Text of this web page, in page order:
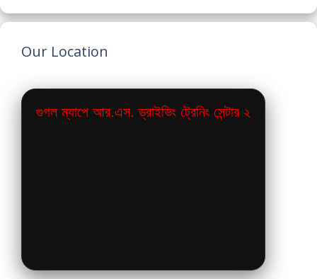
Our Location
গুগল ম্যাপে আর.এস. ড্রাইভিং ট্রেনিং সেন্টার ২